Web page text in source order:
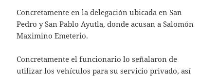
Concretamente en la delegación ubicada en San
Pedro y San Pablo Ayutla, donde acusan a Salomón
Maximino Emeterio.
Concretamente el funcionario lo señalaron de
utilizar los vehículos para su servicio privado, así